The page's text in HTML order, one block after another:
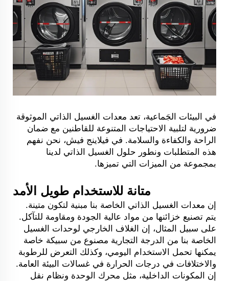
في البيئات الجَماعية، تعد معدات الغسيل الذاتي الموثوقة
ضرورية لتلبية الاحتياجات المتنوعة للقاطنين مع ضمان
الراحة والكفاءة والسلامة. في فيلاينج فيش، نحن نفهم
هذه المتطلبات ونطور حلول الغسيل الذاتي لدينا
بمجموعة من الميزات التي تميزها.
متانة للاستخدام طويل الأمد
إن معدات الغسيل الذاتي الخاصة بنا مبنية لتكون متينة.
يتم تصنيع خزائنها من مواد عالية الجودة ومقاومة للتآكل.
على سبيل المثال، إن الغلاف الخارجي لوحدات الغسيل
الخاصة بنا من الدرجة التجارية مصنوع من سبيكة خاصة
يمكنها تحمل الاستخدام اليومي، وكذلك التعرض للرطوبة
والاختلافات في درجات الحرارة في غسالات البيئة العامة.
إن المكونات الداخلية، مثل محرك الوحدة ونظام نقل